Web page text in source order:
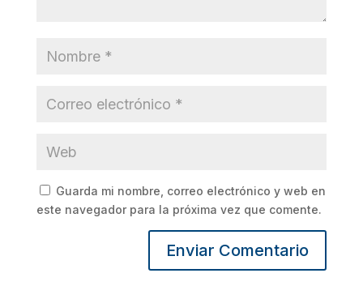
Guarda mi nombre, correo electrónico y web en
este navegador para la próxima vez que comente.